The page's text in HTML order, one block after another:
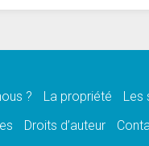
des «dix jours de prière
? La propriété
Les
Droits d’auteur